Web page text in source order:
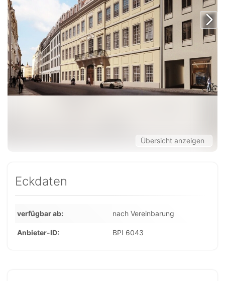
Übersicht anzeigen
Eckdaten
verfügbar ab nach Vereinbarung
Anbieter-ID BPI 6043